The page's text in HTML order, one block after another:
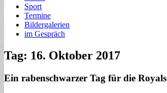
Sport
Termine
Bildergalerien
im Gespräch
Tag: 16. Oktober 2017
Ein rabenschwarzer Tag für die Royals